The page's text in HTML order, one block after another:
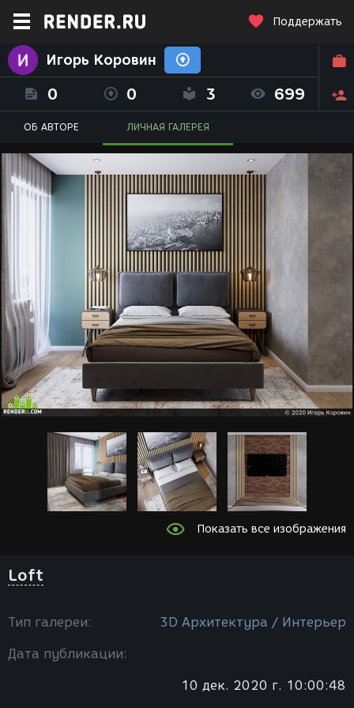
Поддержать
Игорь Коровин
0 0 3 699
ОБ АВТОРЕ ЛИЧНАЯ ГАЛЕРЕЯ
Показать все изображения
Loft
Тип галереи: 3D Архитектура / Интерьер
Дата публикации:
10 дек. 2020 г. 10:00:48